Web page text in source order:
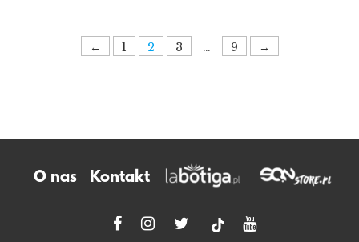
← 1 2 3 … 9 →
O nas Kontakt
tiktok